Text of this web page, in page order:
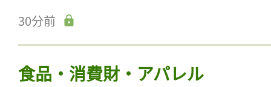
30分前
食品・消費財・アパレル